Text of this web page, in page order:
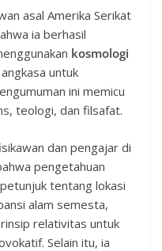
asal Amerika Serikat
ia berhasil
kosmologi
untuk
ini memicu
teologi, dan filsafat.
dan pengajar di
pengetahuan
tentang lokasi
alam semesta,
relativitas untuk
Selain itu, ia